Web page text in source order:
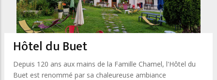
Hôtel du Buet
Depuis 120 ans aux mains de la Famille Chamel, l'Hôtel du
Buet est renommé par sa chaleureuse ambiance